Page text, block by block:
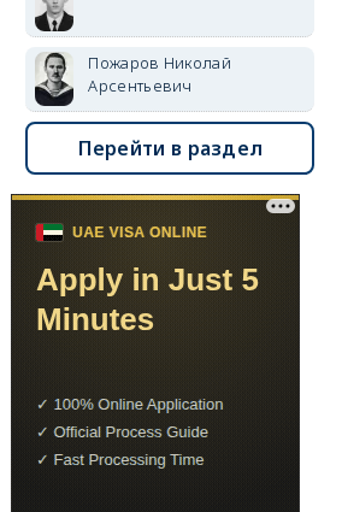
Пожаров Николай
Арсентьевич
Перейти в раздел